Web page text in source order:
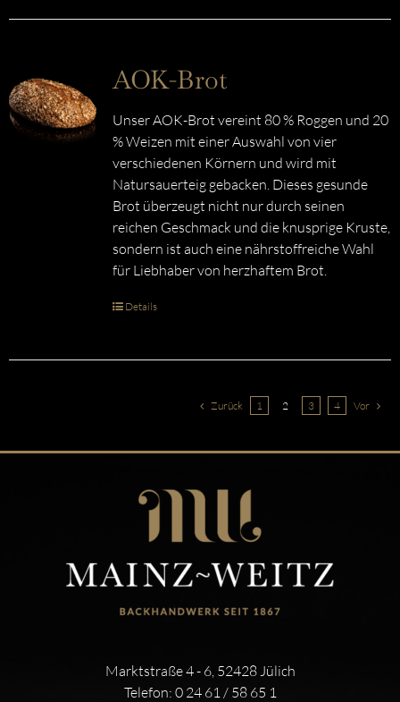
AOK-Brot
Unser AOK-Brot vereint 80 % Roggen und 20
% Weizen mit einer Auswahl von vier
verschiedenen Körnern und wird mit
Natursauerteig gebacken. Dieses gesunde
Brot überzeugt nicht nur durch seinen
reichen Geschmack und die knusprige Kruste,
sondern ist auch eine nährstoffreiche Wahl
für Liebhaber von herzhaftem Brot.
Details
Zurück 1 2 3 4 Vor
Marktstraße 4 - 6, 52428 Jülich
Telefon: 0 24 61 / 58 65 1